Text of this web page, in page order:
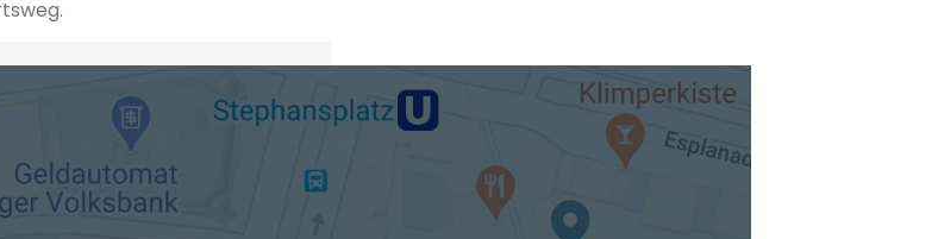
+ Aktuellen Standort hinzufügen
eines typischen Dienstag morgens um 8:30.